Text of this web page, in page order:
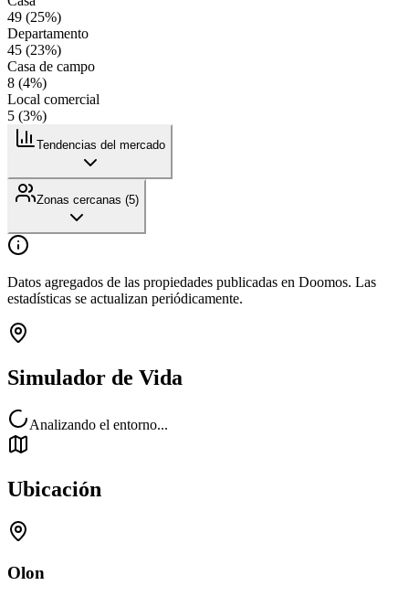
49 (25%)
Departamento
45 (23%)
Casa de campo
8 (4%)
Local comercial
5 (3%)
Tendencias del mercado
Zonas cercanas (5)
Datos agregados de las propiedades publicadas en Doomos. Las
estadísticas se actualizan periódicamente.
Simulador de Vida
Analizando el entorno...
Ubicación
Olon